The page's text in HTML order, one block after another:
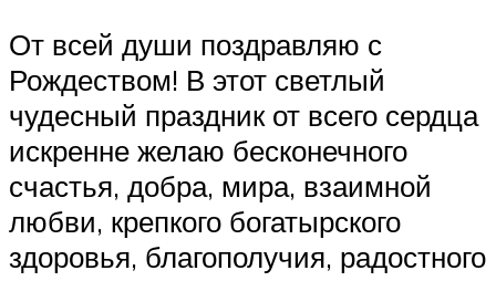
От всей души поздравляю с
Рождеством! В этот светлый
чудесный праздник от всего сердца
искренне желаю бесконечного
счастья, добра, мира, взаимной
любви, крепкого богатырского
здоровья, благополучия, радостного